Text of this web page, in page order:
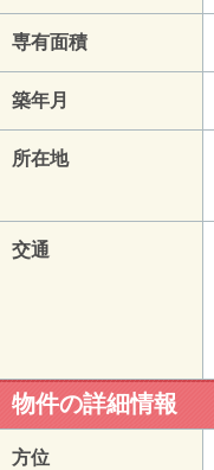
専有面積
築年月
所在地
交通
物件の詳細情報
方位